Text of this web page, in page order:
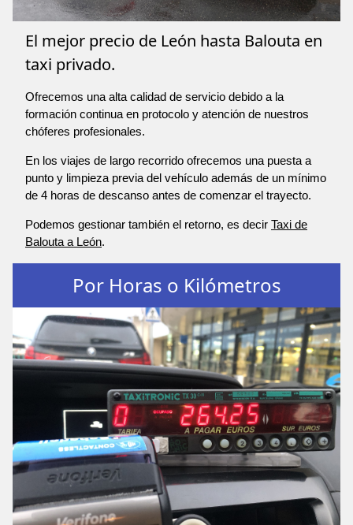
El mejor precio de León hasta Balouta en
taxi privado.
Ofrecemos una alta calidad de servicio debido a la
formación continua en protocolo y atención de nuestros
chóferes profesionales.
En los viajes de largo recorrido ofrecemos una puesta a
punto y limpieza previa del vehículo además de un mínimo
de 4 horas de descanso antes de comenzar el trayecto.
Podemos gestionar también el retorno, es decir Taxi de
Balouta a León.
Por Horas o Kilómetros